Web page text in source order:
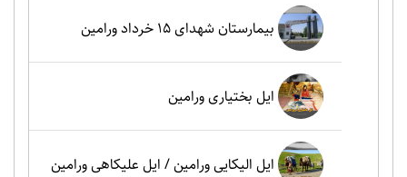
بیمارستان شهدای 15 خرداد ورامین
ایل بختیاری ورامین
ایل الیکایی ورامین / ایل علیکاهی ورامین